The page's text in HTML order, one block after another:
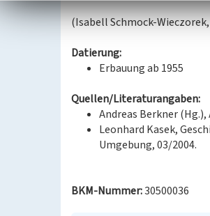
(Isabell Schmock-
Datierung:
Erbauung ab 1955
Quellen/Literaturangaben:
Andreas Berkner
Leonhard Kasek,
Umgebung, 03/2004.
BKM-Nummer:30500036